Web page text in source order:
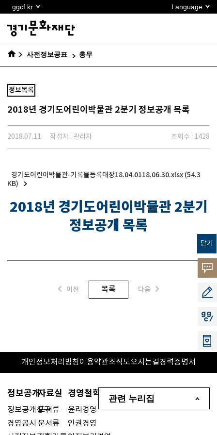
바로가기
ggcf.kr Language
닫기
고객의
소리
공모
지지
사전정보공표 총무
정보목록
2018년 경기도어린이박물관 2분기 정보공개 목록
2018.07.11 작성자 : 관리자 조회수 : 1428
경기도어린이박물관-기록물등록대장18.04.0118.06.30.xlsx (54.3
KB)
2018년 경기도어린이박물관 2분기
정보공개 목록
이전 목록 다음
개인정보처리방침이용약관조직도오시는길경력증명서
정보공개
정보공개청구
경영공시
자료실
도서류
문서류
경영철학
윤리경영
인권경영
관련 누리집